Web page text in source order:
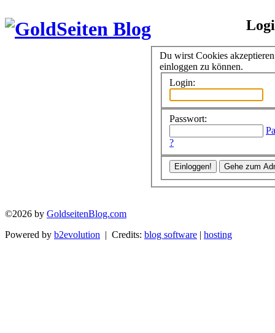
Du wirst Cookies
einloggen zu können.
Login:
Passwort:
?
©2026 by GoldseitenBlog.com
Powered by b2evolution | Credits: blog software | hosting